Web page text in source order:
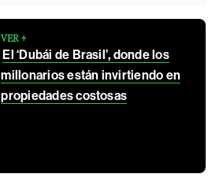
VER +
El ‘Dubái de Brasil’, donde los
millonarios están invirtiendo en
propiedades costosas